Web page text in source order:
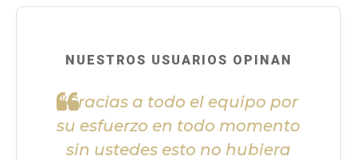
NUESTROS USUARIOS OPINAN
"Gracias a todo el equipo por
su esfuerzo en todo momento
sin ustedes esto no hubiera